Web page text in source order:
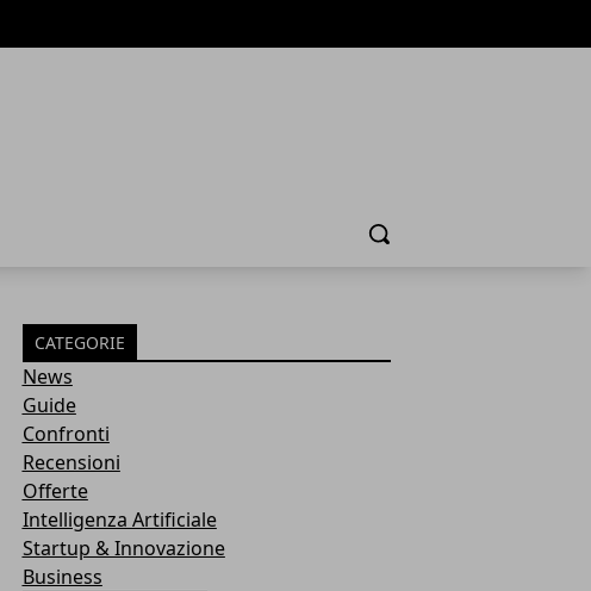
Cerca
CATEGORIE
News
Guide
Confronti
Recensioni
Offerte
Intelligenza Artificiale
Startup & Innovazione
Business